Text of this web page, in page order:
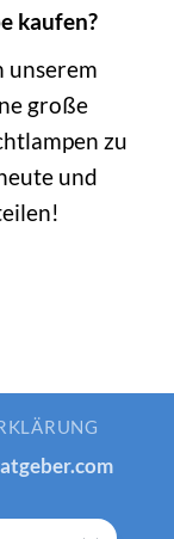
kaufen?
unserem
große
zu
und